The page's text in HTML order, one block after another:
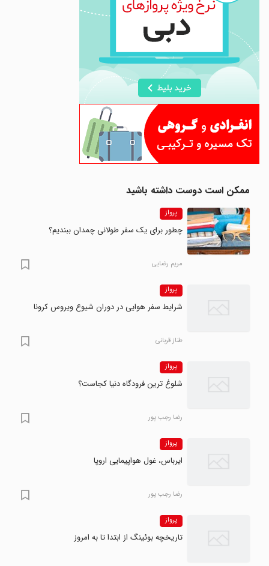
ممکن است دوست داشته باشید
پرواز
چطور برای یک سفر طولانی چمدان ببندیم؟
مریم رضایی
پرواز
شرایط سفر هوایی در دوران شیوع ویروس کرونا
طناز قربانی
پرواز
شلوغ‌ ترین فرودگاه دنیا کجاست؟
رضا‍ رجب پور
پرواز
ایرباس، غول هواپیمایی اروپا
رضا‍ رجب پور
پرواز
تاریخچه بوئینگ از ابتدا تا به امروز